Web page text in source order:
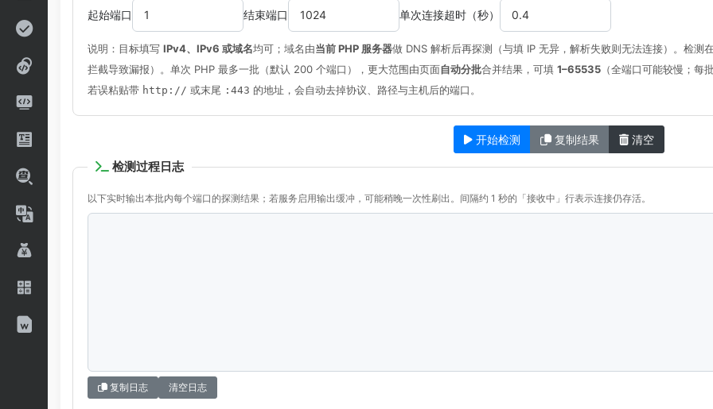
起始端口
结束端口 单次连接超时（秒）
说明：目标填写 IPv4、IPv6 或域名均可；域名由当前 PHP 服务器做 DNS 解析后再探测（与填 IP 无异，解析失败则无法连接）。检
拦截导致漏报）。单次 PHP 最多一批（默认 200 个端口），更大范围由页面自动分批合并结果，可填 1–65535 （全端口可能较慢；
若误粘贴带 http:// 或末尾 :443 的地址，会自动去掉协议、路径与主机后的端口。
开始检测 复制结果 清空
检测过程日志
以下实时输出本批内每个端口的探测结果；若服务启用输出缓冲，可能稍晚一次性刷出。间隔约 1 秒的「接收中」行表示连接仍存活。
复制日志 清空日志